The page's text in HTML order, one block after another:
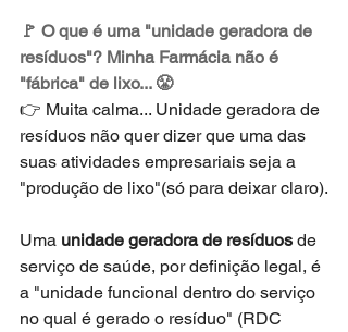
🚩 O que é uma "unidade geradora de
resíduos"? Minha Farmácia não é
"fábrica" de lixo... 😤
👉 Muita calma... Unidade geradora de
resíduos não quer dizer que uma das
suas atividades empresariais seja a
"produção de lixo"(só para deixar claro).
Uma unidade geradora de resíduos de
serviço de saúde, por definição legal, é
a "unidade funcional dentro do serviço
no qual é gerado o resíduo" (RDC